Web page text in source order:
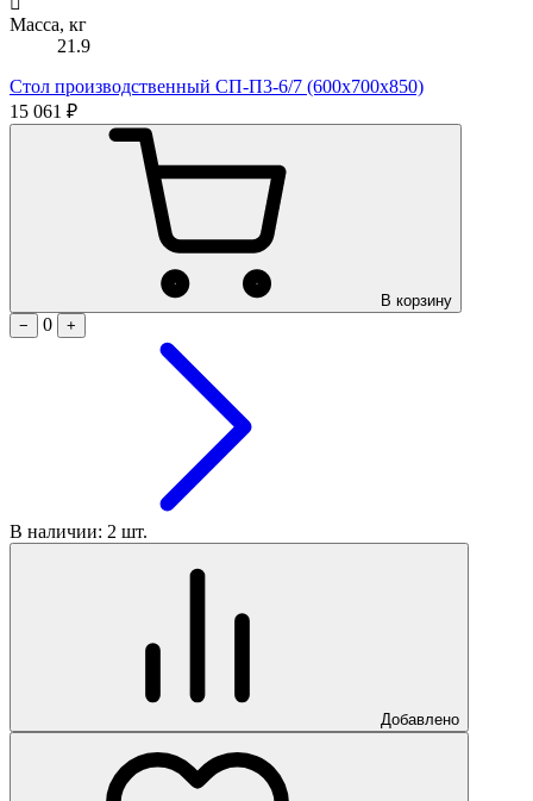
Масса, кг
21.9
Стол производственный СП-П3-6/7 (600х700х850)
15 061 ₽
В корзину
−
0 +
В наличии: 2 шт.
Добавлено